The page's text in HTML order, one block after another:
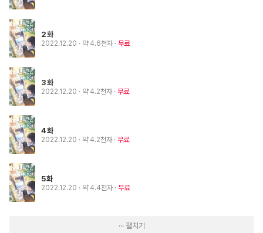
2화
2022.12.20 · 약 4.6천자 무료
3화
2022.12.20 · 약 4.2천자 무료
4화
2022.12.20 · 약 4.2천자 무료
5화
2022.12.20 · 약 4.4천자 무료
··· 펼치기